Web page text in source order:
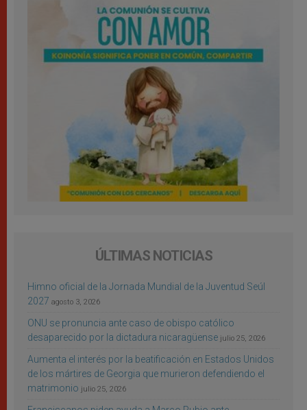
ÚLTIMAS NOTICIAS
Himno oficial de la Jornada Mundial de la Juventud Seúl
2027 agosto 3, 2026
ONU se pronuncia ante caso de obispo católico
desaparecido por la dictadura nicaragüense julio 25, 2026
Aumenta el interés por la beatificación en Estados Unidos
de los mártires de Georgia que murieron defendiendo el
matrimonio julio 25, 2026